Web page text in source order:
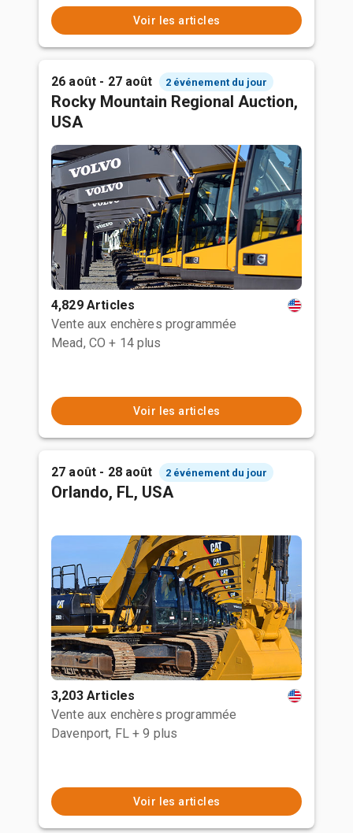
Voir les articles
26 août - 27 août 2 événement du jour
Rocky Mountain Regional Auction,
USA
4,829 Articles
Vente aux enchères programmée
Mead, CO + 14 plus
Voir les articles
27 août - 28 août 2 événement du jour
Orlando, FL, USA
3,203 Articles
Vente aux enchères programmée
Davenport, FL + 9 plus
Voir les articles